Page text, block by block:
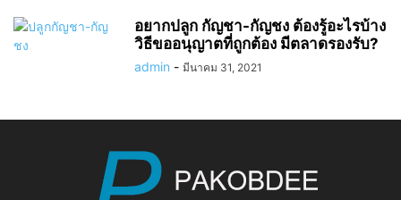
อยากปลูก กัญชา-กัญชง ต้องรู้อะไรบ้าง
วิธีขออนุญาตที่ถูกต้อง มีตลาดรองรับ?
admin - มีนาคม 31, 2021